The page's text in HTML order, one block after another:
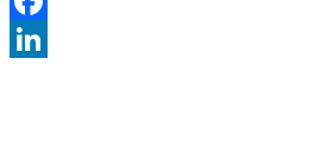
Facebook